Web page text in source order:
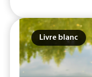
Livre blanc